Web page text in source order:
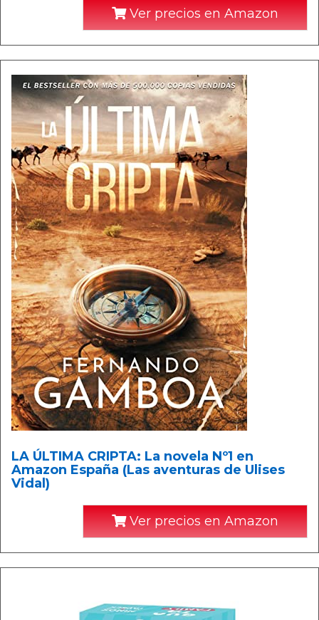
Ver precios en Amazon
LA ÚLTIMA CRIPTA: La novela Nº1 en
Amazon España (Las aventuras de Ulises
Vidal)
Ver precios en Amazon